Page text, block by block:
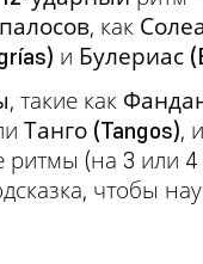
палосов, как
и Булериас
, такие как
Танго (Tangos),
ритмы (на 3 или 4
чтобы